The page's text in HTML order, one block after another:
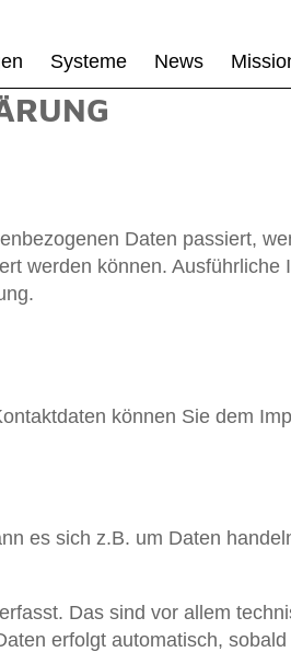
Systeme News
Daten passiert,
werden können. Ausführliche
können Sie dem
es sich z.B. um Daten
Das sind vor allem
erfolgt automatisch,